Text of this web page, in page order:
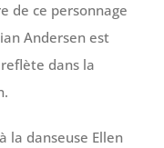
de ce personnage
Andersen est
dans la
la danseuse Ellen